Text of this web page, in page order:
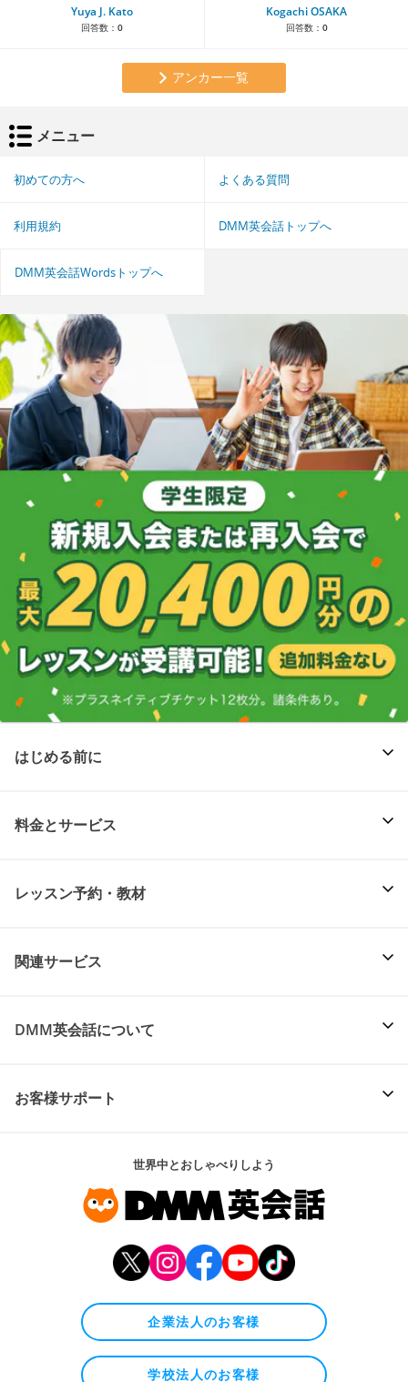
Yuya J. Kato
回答数： 0
Kogachi OSAKA
回答数： 0
アンカー一覧
メニュー
初めての方へ よくある質問
利用規約 DMM英会話トップへ
DMM英会話Wordsトップへ
はじめる前に
料金とサービス
レッスン予約・教材
関連サービス
DMM英会話について
お客様サポート
世界中とおしゃべりしよう
企業法人のお客様
学校法人のお客様